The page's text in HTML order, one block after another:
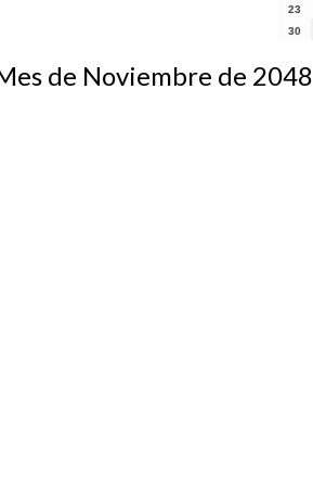
23
30
de Noviembre de 2048